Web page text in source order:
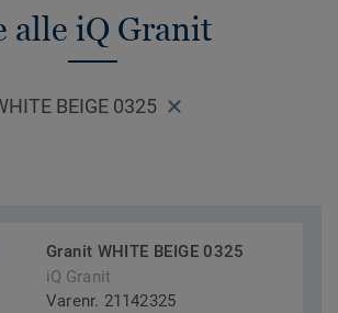
alle iQ Granit
BEIGE 0325
Granit WHITE BEIGE 0325
iQ Granit
Varenr. 21142325